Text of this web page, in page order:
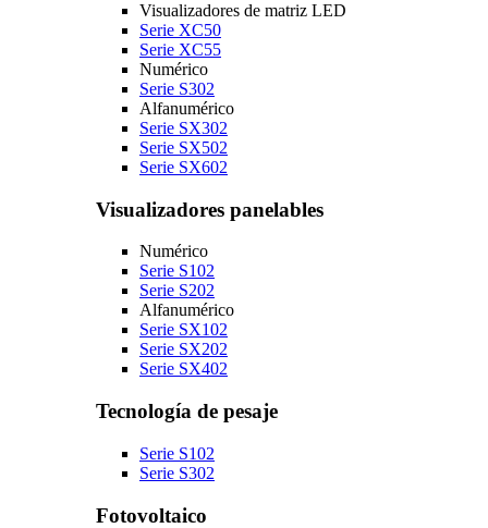
Visualizadores de matriz LED
Serie XC50
Serie XC55
Numérico
Serie S302
Alfanumérico
Serie SX302
Serie SX502
Serie SX602
Visualizadores panelables
Numérico
Serie S102
Serie S202
Alfanumérico
Serie SX102
Serie SX202
Serie SX402
Tecnología de pesaje
Serie S102
Serie S302
Fotovoltaico